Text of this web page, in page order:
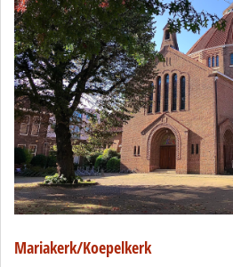
Mariakerk/Koepelkerk